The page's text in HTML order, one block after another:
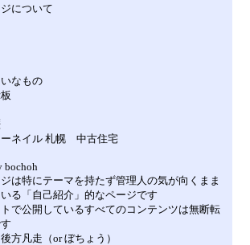
について
なもの
ーネイル 札幌 中古住宅
bochoh
は特にテーマを持たず管理人の気が向くまま
る「自己紹介」的なページです
トで公開しているすべてのコンテンツは無断転
方凡走（or ぼちょう）